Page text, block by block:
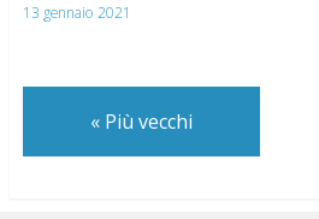
13 gennaio 2021
«Più vecchi